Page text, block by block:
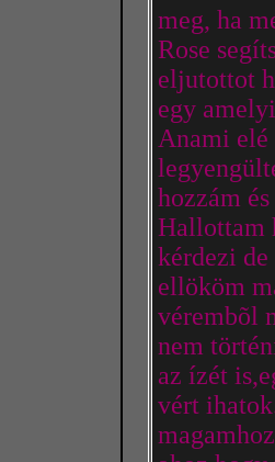
meg, ha
Rose
eljutottot
egy
Anami
hozzám
Hallottam
kérdezi de
ellököm
vérembõl
nem
az ízét
vért